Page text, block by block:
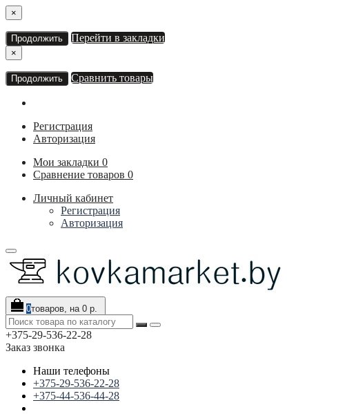
×
Продолжить Перейти в закладки
×
Продолжить Сравнить товары
Регистрация
Авторизация
Мои закладки 0
Сравнение товаров 0
Личный кабинет
Регистрация
Авторизация
0товаров, на 0 р.
+375-29-536-22-28
Заказ звонка
Наши телефоны
+375-29-536-22-28
+375-44-536-44-28